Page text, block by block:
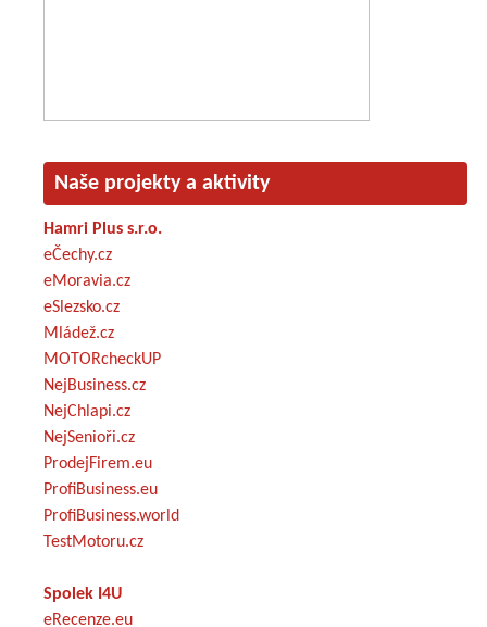
Naše projekty a aktivity
Hamri Plus s.r.o.
eČechy.cz
eMoravia.cz
eSlezsko.cz
Mládež.cz
MOTORcheckUP
NejBusiness.cz
NejChlapi.cz
NejSenioři.cz
ProdejFirem.eu
ProfiBusiness.eu
ProfiBusiness.world
TestMotoru.cz
Spolek I4U
eRecenze.eu